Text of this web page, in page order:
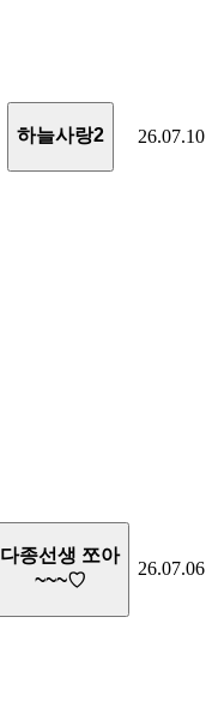
하늘사랑2 26.07.10
다종선생 쪼아
~~~♡
26.07.06